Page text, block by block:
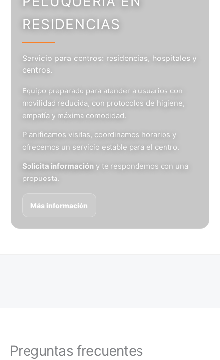
RESIDENCIAS
Servicio para centros: residencias, hospitales y
centros.
Equipo preparado para atender a usuarios con
movilidad reducida, con protocolos de higiene,
empatía y máxima comodidad.
Planificamos visitas, coordinamos horarios y
ofrecemos un servicio estable para el centro.
Solicita información y te respondemos con una
propuesta.
Más información
Preguntas frecuentes